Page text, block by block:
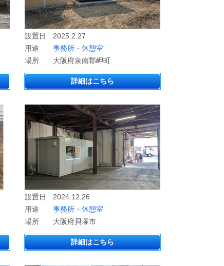
設置日
2025.2.27
用途
事務所・休憩室
場所
大阪府泉南郡岬町
詳細はこちら
設置日
2024.12.26
用途
事務所・休憩室
場所
大阪府貝塚市
詳細はこちら